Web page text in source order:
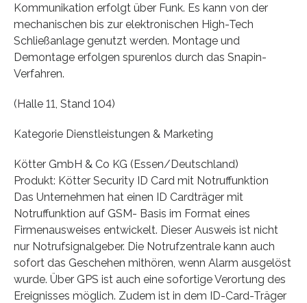
Kommunikation erfolgt über Funk. Es kann von der
mechanischen bis zur elektronischen High-Tech
Schließanlage genutzt werden. Montage und
Demontage erfolgen spurenlos durch das Snapin-
Verfahren.
(Halle 11, Stand 104)
Kategorie Dienstleistungen & Marketing
Kötter GmbH & Co KG (Essen/Deutschland)
Produkt: Kötter Security ID Card mit Notruffunktion
Das Unternehmen hat einen ID Cardträger mit
Notruffunktion auf GSM- Basis im Format eines
Firmenausweises entwickelt. Dieser Ausweis ist nicht
nur Notrufsignalgeber. Die Notrufzentrale kann auch
sofort das Geschehen mithören, wenn Alarm ausgelöst
wurde. Über GPS ist auch eine sofortige Verortung des
Ereignisses möglich. Zudem ist in dem ID-Card-Träger